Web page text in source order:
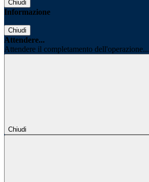
Chiudi
Informazione
Chiudi
Attendere...
Attendere il completamento dell'operazione...
Chiudi